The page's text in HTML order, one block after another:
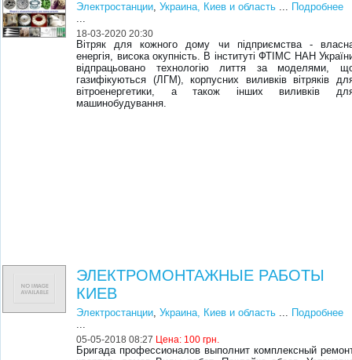
Электростанции,Украина, Киев и область ... Подробнее
...
18-03-2020 20:30
Вітряк для кожного дому чи підприємства -
енергія, висока окупність. В інституті ФТІМС НАН
відпрацьовано технологію лиття за моделями,
газифікуються (ЛГМ), корпусних виливків вітряків
вітроенергетики, а також інших виливків
машинобудування.
ЭЛЕКТРОМОНТАЖНЫЕ РАБОТЫ
КИЕВ
Электростанции,Украина, Киев и область ... Подробнее
...
05-05-2018 08:27 Цена: 100 грн.
Бригада профессионалов выполнит комплексный